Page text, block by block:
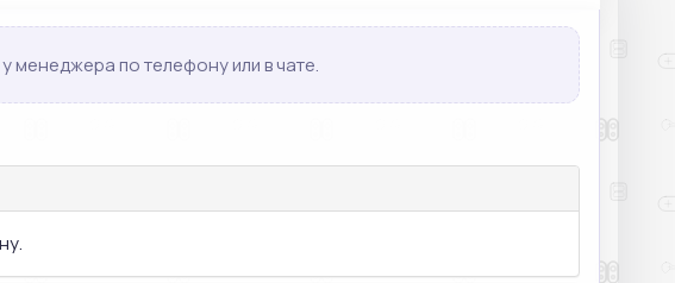
менеджера по телефону или в чате.